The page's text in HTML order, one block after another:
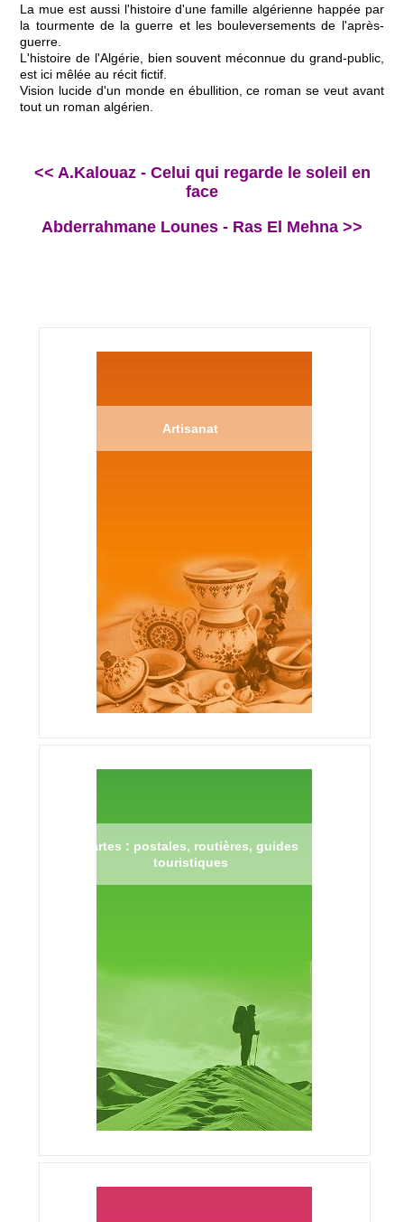
La mue est aussi l'histoire d'une famille algérienne happée par
la tourmente de la guerre et les bouleversements de l'après-
guerre.
L'histoire de l'Algérie, bien souvent méconnue du grand-public,
est ici mêlée au récit fictif.
Vision lucide d'un monde en ébullition, ce roman se veut avant
tout un roman algérien.
<< A.Kalouaz - Celui qui regarde le soleil en
face
Abderrahmane Lounes - Ras El Mehna >>
Artisanat
Cartes : postales, routières, guides
touristiques